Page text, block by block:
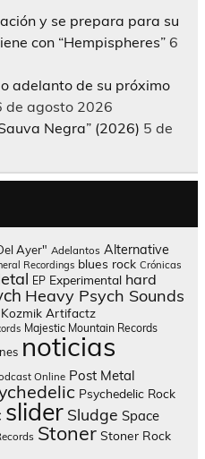
y se prepara para su
con “Hempispheres” 6
adelanto de su próximo
de agosto 2026
Negra” (2026) 5 de
Ayer" Adelantos Alternative
Recordings blues rock Crónicas
EP Experimental hard
Heavy Psych Sounds
Kozmik Artifactz
Majestic Mountain Records
noticias
Online Post Metal
Psychedelic Rock
slider Sludge Space
Stoner Stoner Rock